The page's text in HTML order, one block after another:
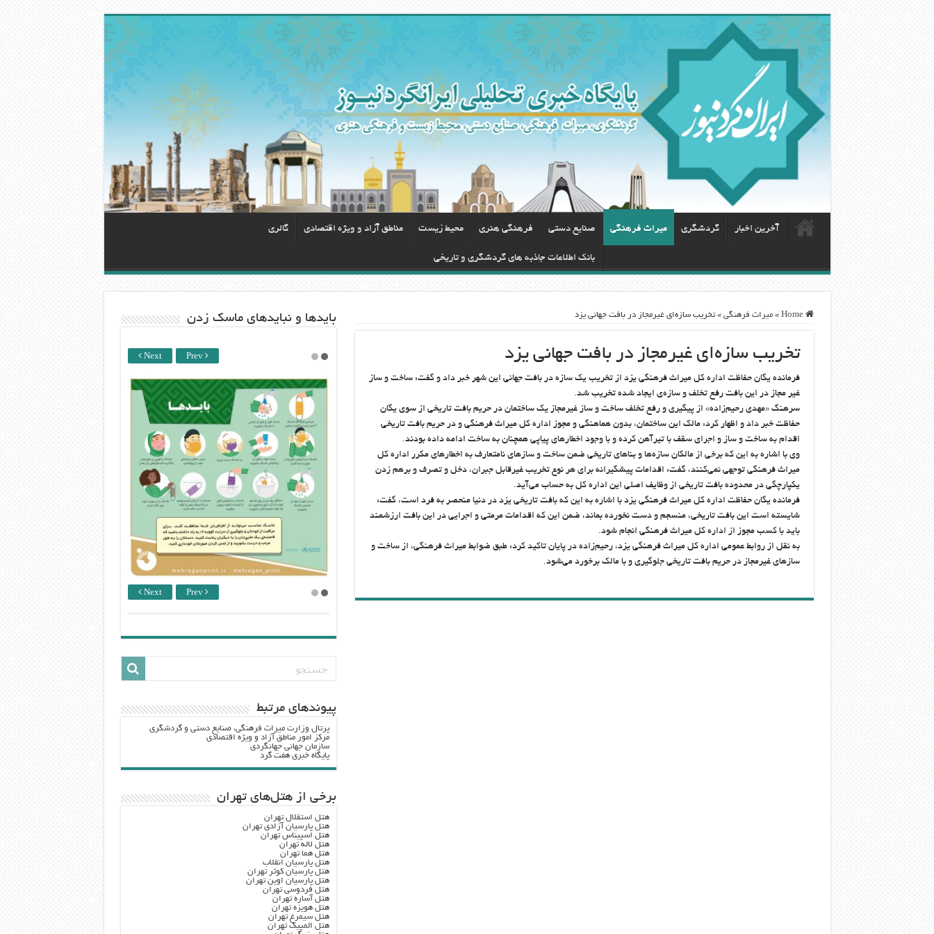
آخرین اخبار گردشگری ميراث فرهنگی صنایع دستی فرهنگی هنری محيط زيست مناطق آزاد و ویژه اقتصادی گالری
بانک اطلاعات جاذبه های گردشگری و تاریخی
Home
» ميراث فرهنگی » تخریب سازه‌ای غیرمجاز در بافت جهانی یزد
تخریب سازه‌ای غیرمجاز در بافت جهانی یزد
فرمانده یگان حفاظت اداره کل میراث فرهنگی یزد از تخریب یک سازه در بافت جهانی این شهر خبر داد و گفت: ساخت و ساز
غیر مجاز در این بافت رفع تخلف و سازه‌ی ایجاد شده تخریب شد.
سرهنگ «مهدی رحیم‌زاده» از پیگیری و رفع تخلف ساخت و ساز غیرمجاز یک ساختمان در حریم بافت تاریخی از سوی یگان
حفاظت خبر داد و اظهار کرد: مالک این ساختمان، بدون هماهنگی و مجوز اداره کل میراث فرهنگی و در حریم بافت تاریخی
اقدام به ساخت و ساز و اجرای سقف با تیرآهن کرده و با وجود اخطارهای پیاپی همچنان به ساخت ادامه داده بودند.
وی با اشاره به این که برخی از مالکان سازه‌ها و بناهای تاریخی ضمن ساخت‌ و سازهای نامتعارف به اخطارهای مکرر اداره کل
میراث فرهنگی توجهی نمی‌کنند، گفت: اقدامات پیشگیرانه برای هر نوع تخریب غیرقابل جبران، دخل و تصرف و برهم زدن
یکپارچگی در محدوده بافت تاریخی از وظایف اصلی این اداره کل به حساب می‌آید.
فرمانده یگان حفاظت اداره کل میراث فرهنگی یزد با اشاره به این که بافت تاریخی یزد در دنیا منحصر به‌ فرد است، گفت:
شایسته است این بافت تاریخی، منسجم و دست نخورده بماند، ضمن این که اقدامات مرمتی و اجرایی در این بافت ارزشمند
باید با کسب مجوز از اداره کل میراث فرهنگی انجام شود.
به نقل از روابط عمومی اداره کل میراث فرهنگی یزد، رحیم‌زاده در پایان تاکید کرد: طبق ضوابط میراث فرهنگی، از ساخت و
سازهای غیرمجاز در حریم بافت تاریخی جلوگیری و با مالک برخورد می‌شود.
باید‌ها و نبایدهای ماسک زدن
Next Prev
Next Prev
پيوندهاي مرتبط
پرتال وزارت ميراث فرهنگي، صنایع دستی و گردشگري
مرکز امور مناطق آزاد و ویژه اقتصادی
سازمان جهانی جهانگردی
پایگاه خبری هفت گرد
برخی از هتل‌های تهران
هتل استقلال تهران
هتل پارسیان آزادی تهران
هتل اسپیناس تهران
هتل لاله تهران
هتل هما تهران
هتل پارسیان انقلاب
هتل پارسیان کوثر تهران
هتل پارسیان اوین تهران
هتل فردوسی تهران
هتل آساره تهران
هتل هویزه تهران
هتل سیمرغ تهران
هتل المپیک تهران